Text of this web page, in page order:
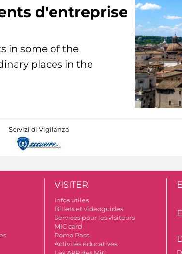
d'entreprise
in some of the
places in the
Servizi di Vigilanza
VISITER
Infos utiles
Billets et videoguides
Services pour les visiteurs
MIC card
Roma Pass
Activités éducatives
Les APP des MiC